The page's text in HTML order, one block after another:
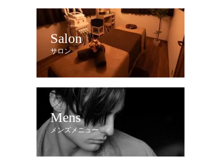
Salon
サロン
Mens
メンズメニュー